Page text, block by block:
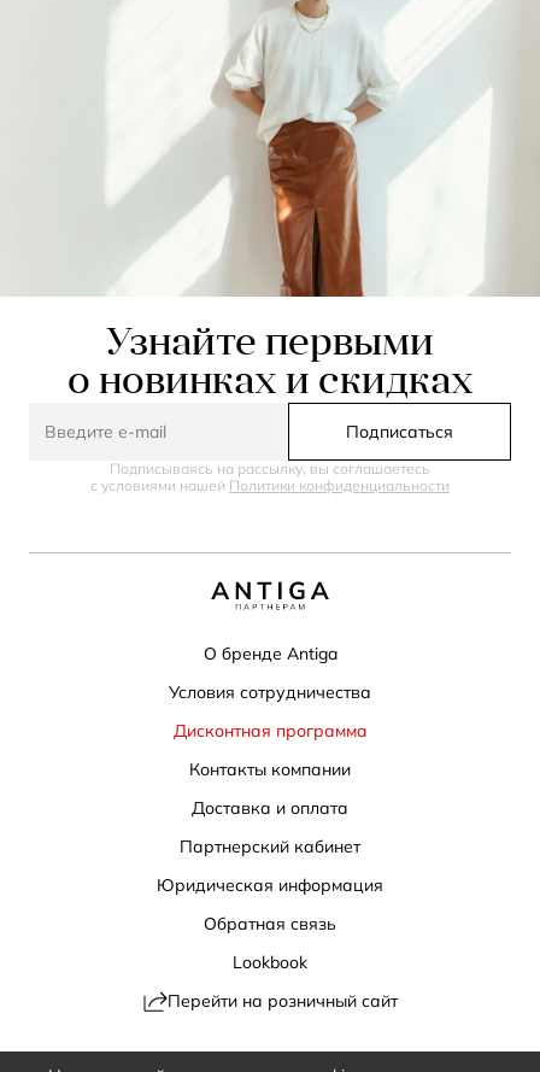
Узнайте первыми
о новинках и скидках
Подписаться
Подписываясь на рассылку, вы соглашаетесь
с условиями нашей Политики конфиденциальности
О бренде Antiga
Условия сотрудничества
Дисконтная программа
Контакты компании
Доставка и оплата
Партнерский кабинет
Юридическая информация
Обратная связь
Lookbook
Перейти на розничный сайт
Политика конфиденциальности